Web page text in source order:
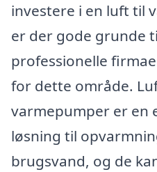
investere i en luft til
er der gode grunde
professionelle
for dette område.
varmepumper er en
løsning til
brugsvand, og de